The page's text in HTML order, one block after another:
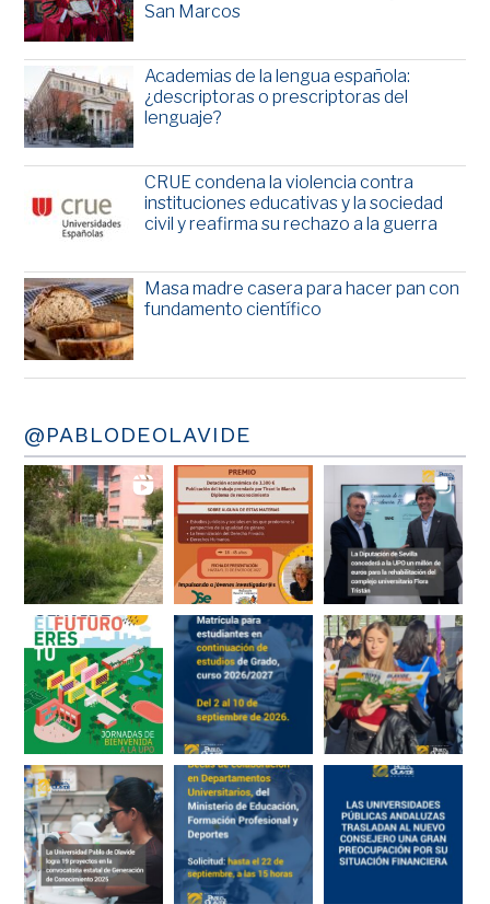
San Marcos
Academias de la lengua española:
¿descriptoras o prescriptoras del
lenguaje?
CRUE condena la violencia contra
instituciones educativas y la sociedad
civil y reafirma su rechazo a la guerra
Masa madre casera para hacer pan con
fundamento científico
@PABLODEOLAVIDE